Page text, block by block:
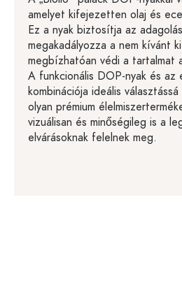
amelyet kifejezetten olaj és
Ez a nyak biztosítja az
megakadályozza a nem kívánt
megbízhatóan védi a tartalmat
A funkcionális DOP-nyak és az
kombinációja ideális
olyan prémium
vizuálisan és minőségileg is a
elvárásoknak felelnek meg.